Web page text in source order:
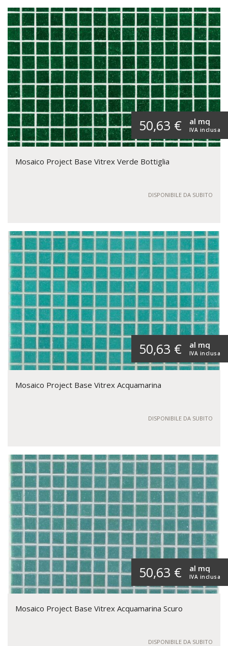
50,63 € IVA inclusa
al mq
Mosaico Project Base Vitrex Verde Bottiglia
DISPONIBILE DA SUBITO
50,63 € IVA inclusa
al mq
Mosaico Project Base Vitrex Acquamarina
DISPONIBILE DA SUBITO
50,63 € IVA inclusa
al mq
Mosaico Project Base Vitrex Acquamarina Scuro
DISPONIBILE DA SUBITO